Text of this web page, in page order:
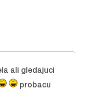
ali gledajuci
probacu